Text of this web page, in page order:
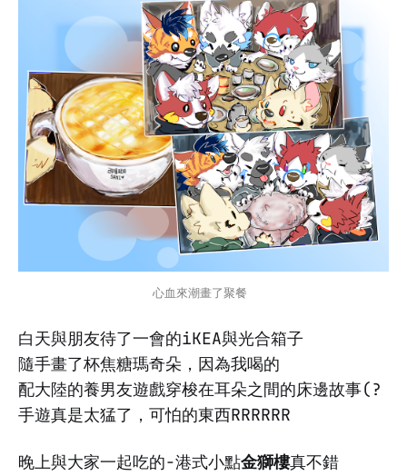
心血來潮畫了聚餐
白天與朋友待了一會的iKEA與光合箱子
隨手畫了杯焦糖瑪奇朵，因為我喝的
配大陸的養男友遊戲穿梭在耳朵之間的床邊故事(?
手遊真是太猛了，可怕的東西RRRRRR
晚上與大家一起吃的-港式小點金獅樓真不錯